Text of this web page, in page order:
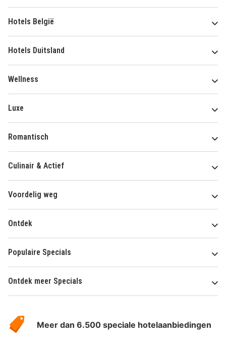
Hotels België
Hotels Duitsland
Wellness
Luxe
Romantisch
Culinair & Actief
Voordelig weg
Ontdek
Populaire Specials
Ontdek meer Specials
HotelSpecials
Meer dan 6.500 speciale hotelaanbiedingen